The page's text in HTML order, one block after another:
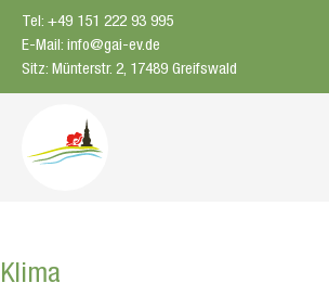
Tel: +49 151 222 93 995
E-Mail: info@gai-ev.de
Sitz: Münterstr. 2, 17489 Greifswald
Klima